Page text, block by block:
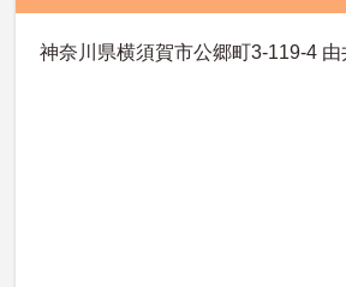
神奈川県横須賀市公郷町3-119-4